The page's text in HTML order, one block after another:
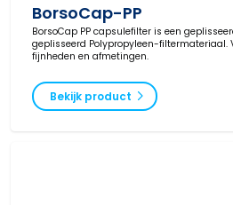
BorsoCap-PP
BorsoCap PP capsulefilter is een
geplisseerd Polypropyleen-filtermateriaal.
fijnheden en afmetingen.
Bekijk product